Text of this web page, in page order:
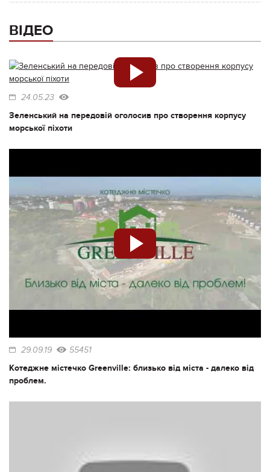
ВІДЕО
24.05.23
Зеленський на передовій оголосив про створення корпусу
морської піхоти
29.09.19 55451
Котеджне містечко Greenville: близько від міста - далеко від
проблем.